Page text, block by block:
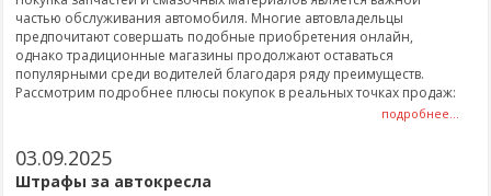
частью обслуживания автомобиля. Многие автовладельцы
предпочитают совершать подобные приобретения онлайн,
однако традиционные магазины продолжают оставаться
популярными среди водителей благодаря ряду преимуществ.
Рассмотрим подробнее плюсы покупок в реальных точках продаж:
подробнее...
03.09.2025
Штрафы за автокресла